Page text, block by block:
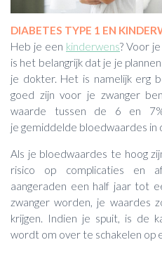
DIABETES TYPE 1 EN
Heb je een kinderwens? Voor
is het belangrijk dat je je
je dokter. Het is namelijk erg
goed zijn voor je zwanger
waarde tussen de 6 en
je gemiddelde bloedwaardes in
Als je bloedwaardes te hoog
risico op complicaties en
aangeraden een half jaar tot
zwanger worden, je waardes
krijgen. Indien je spuit, is de
wordt om over te schakelen op